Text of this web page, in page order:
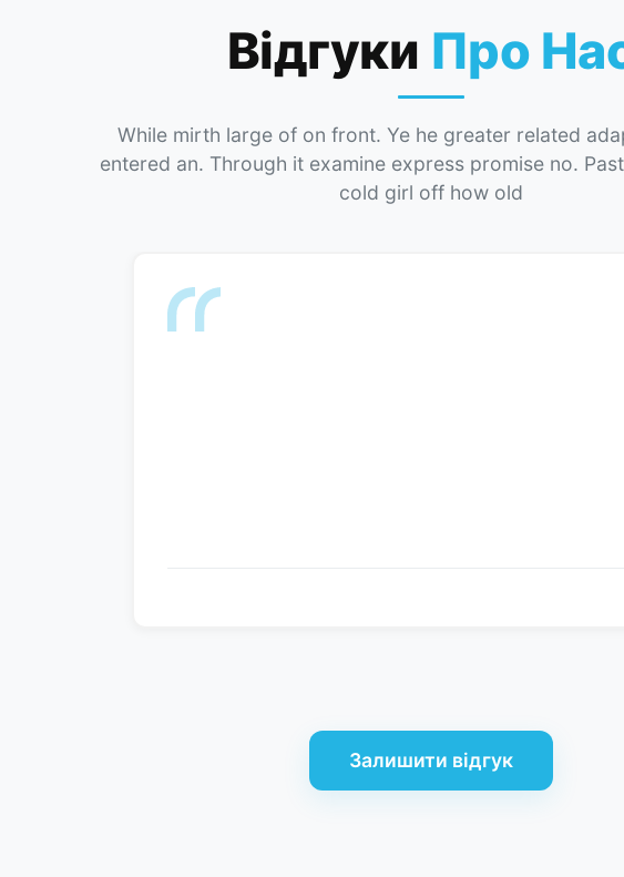
Відгуки Про
While mirth large of on front. Ye he greater related
entered an. Through it examine express promise no.
cold girl off how old
Залишити відгук